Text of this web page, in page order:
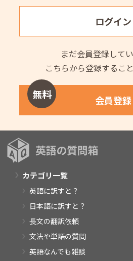
ログイン
まだ会員登録して
こちらから登録するこ
無料 会員登録
カテゴリ一覧
英語に訳すと？
日本語に訳すと？
長文の翻訳依頼
文法や単語の質問
英語なんでも雑談